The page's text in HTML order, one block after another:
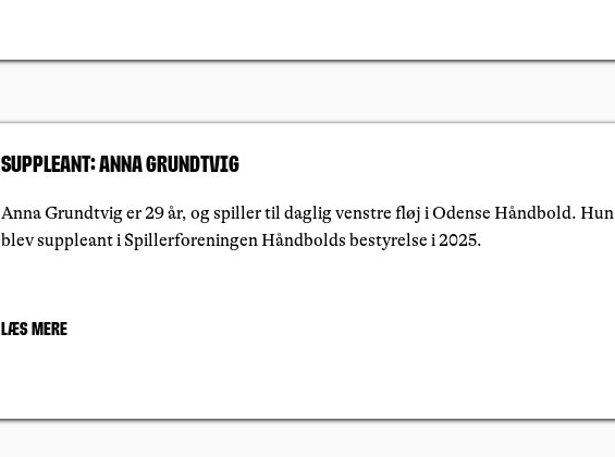
Suppleant: Anna Grundtvig
Anna Grundtvig er 29 år, og spiller til daglig venstre fløj i Odense Håndbold. Hun
blev suppleant i Spillerforeningen Håndbolds bestyrelse i 2025.
Læs mere